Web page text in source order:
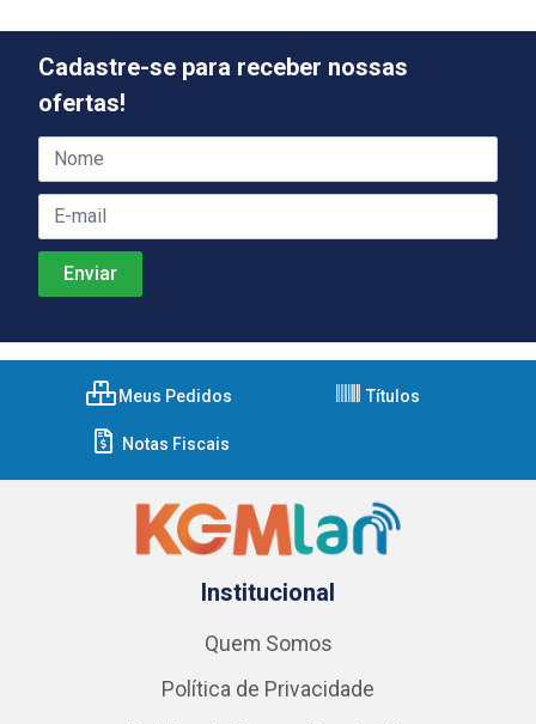
Cadastre-se para receber nossas
ofertas!
Meus Pedidos Títulos
Notas Fiscais
Institucional
Quem Somos
Política de Privacidade